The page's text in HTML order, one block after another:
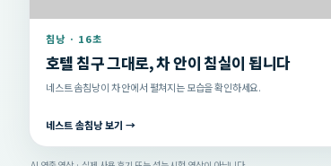
침낭 · 16초
호텔 침구 그대로, 차 안이 침실이 됩니다
네스트 솜침낭이 차 안에서 펼쳐지는 모습을 확인하세요.
네스트 솜침낭 보기 →